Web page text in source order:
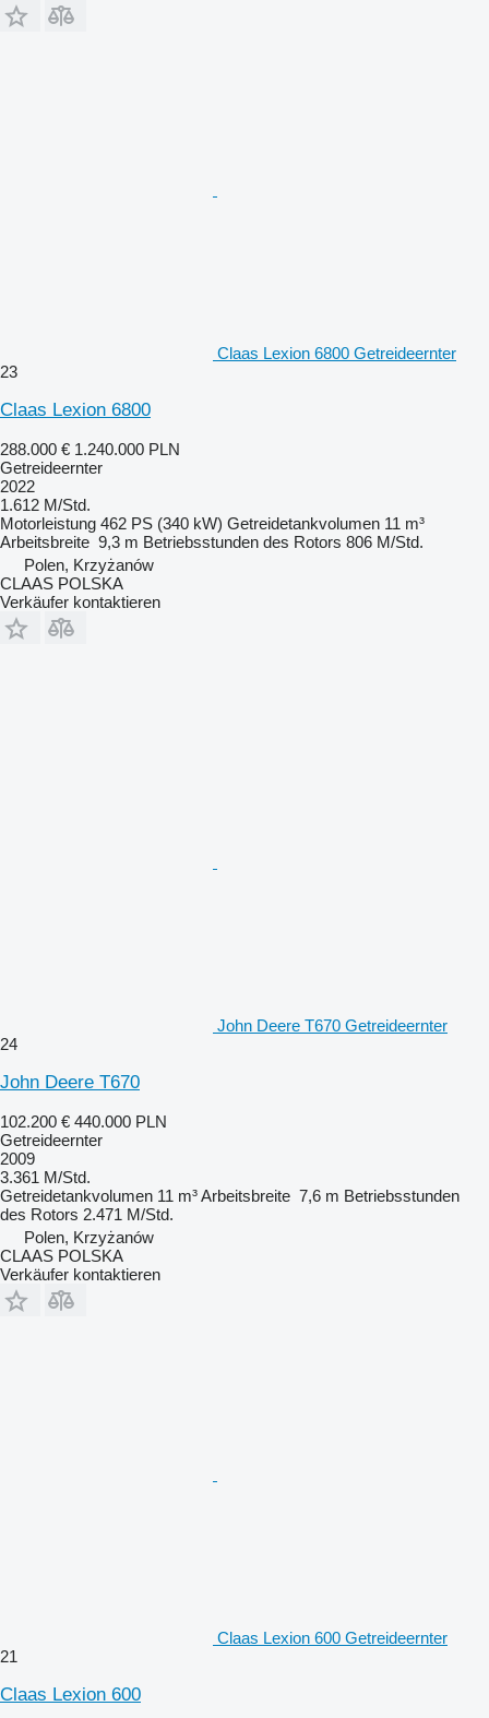
Claas Lexion 6800 Getreideernter
23
Claas Lexion 6800
288.000 € 1.240.000 PLN
Getreideernter
2022
1.612 M/Std.
Motorleistung 462 PS (340 kW) Getreidetankvolumen 11 m³
Arbeitsbreite 9,3 m Betriebsstunden des Rotors 806 M/Std.
Polen, Krzyżanów
CLAAS POLSKA
Verkäufer kontaktieren
John Deere T670 Getreideernter
24
John Deere T670
102.200 € 440.000 PLN
Getreideernter
2009
3.361 M/Std.
Getreidetankvolumen 11 m³Arbeitsbreite 7,6 m Betriebsstunden
des Rotors 2.471 M/Std.
Polen, Krzyżanów
CLAAS POLSKA
Verkäufer kontaktieren
Claas Lexion 600 Getreideernter
21
Claas Lexion 600